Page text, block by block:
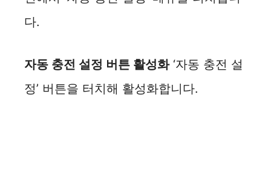
다.
자동 충전 설정 버튼 활성화‘자동 충전 설
정’ 버튼을 터치해 활성화합니다.